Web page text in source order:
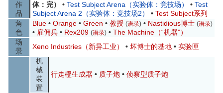
作
品
体：完）
• Test Subject Arena（实验体：竞技场） • Test
Subject Arena 2（实验体：竞技场2）
• Test Subject系列
角
色
Blue • Orange • Green • 教授 (语录) • Nastidious博士 (语录)
• 雇佣兵 • Rex209 (语录) • The Machine（“机器”）
场
景
Xeno Industries（新异工业） • 坏博士的基地 • 实验匣
机
械
装
置
行走橙生成器 • 质子炮 • 侦察型质子炮